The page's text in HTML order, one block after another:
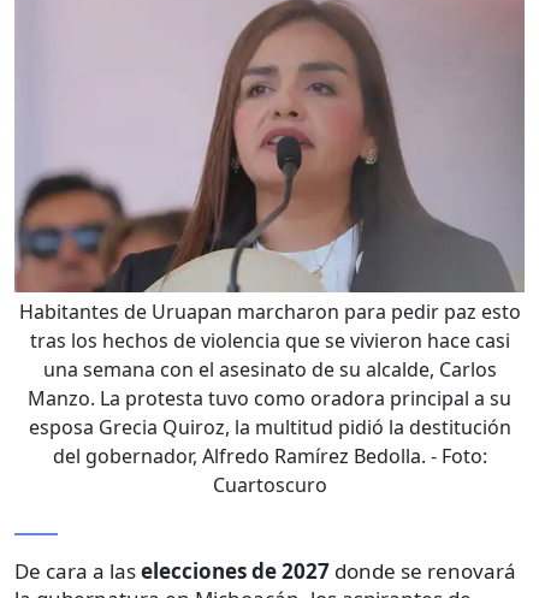
Habitantes de Uruapan marcharon para pedir paz esto
tras los hechos de violencia que se vivieron hace casi
una semana con el asesinato de su alcalde, Carlos
Manzo. La protesta tuvo como oradora principal a su
esposa Grecia Quiroz, la multitud pidió la destitución
del gobernador, Alfredo Ramírez Bedolla. - Foto:
Cuartoscuro
De cara a laselecciones de 2027 donde se renovará